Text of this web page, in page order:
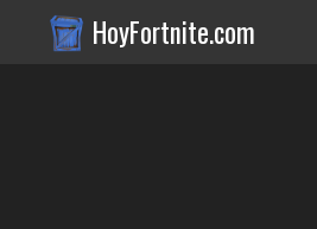
HoyFortnite.com